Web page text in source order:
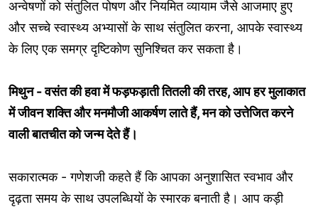
अन्वेषणों को संतुलित पोषण और नियमित व्यायाम जैसे आजमाए हुए
और सच्चे स्वास्थ्य अभ्यासों के साथ संतुलित करना, आपके स्वास्थ्य
के लिए एक समग्र दृष्टिकोण सुनिश्चित कर सकता है।
मिथुन - वसंत की हवा में फड़फड़ाती तितली की तरह, आप हर मुलाकात
में जीवन शक्ति और मनमौजी आकर्षण लाते हैं, मन को उत्तेजित करने
वाली बातचीत को जन्म देते हैं।
सकारात्मक - गणेशजी कहते हैं कि आपका अनुशासित स्वभाव और
दृढ़ता समय के साथ उपलब्धियों के स्मारक बनाती है। आप कड़ी